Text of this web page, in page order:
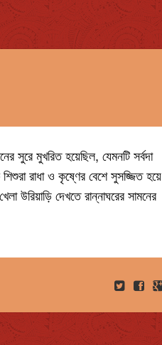
মুখরিত হয়েছিল, যেমনটি সর্বদা
রাধা ও কৃষ্ণের বেশে সুসজ্জিত হয়ে
উরিয়াড়ি দেখতে রান্নাঘরের সামনের